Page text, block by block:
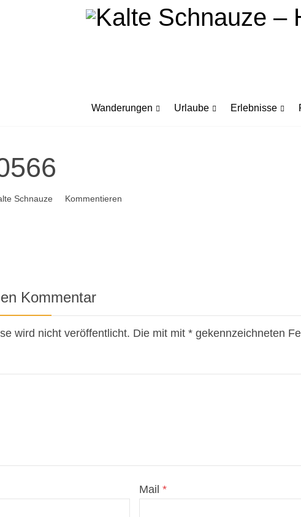
Wanderungen Urlaube Erlebnisse
Schnauze Kommentieren
Kommentar
wird nicht veröffentlicht. Die mit mit * gekennzeichneten
Mail *